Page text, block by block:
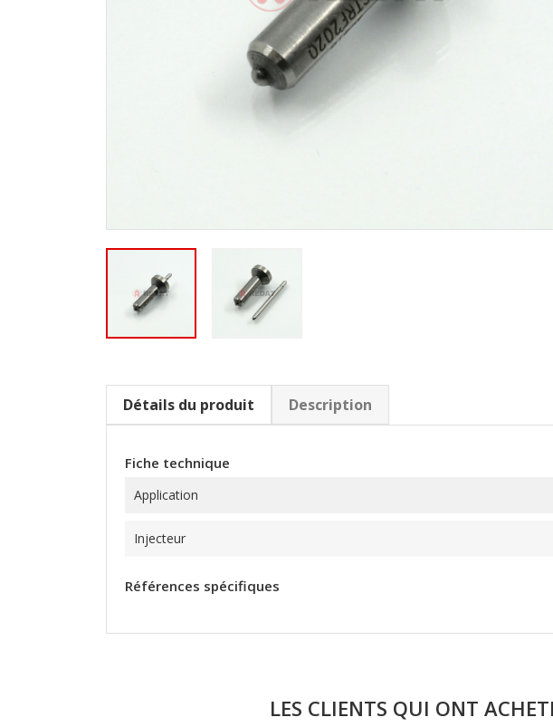
Détails du produit Description
Fiche technique
Application
Injecteur
Références spécifiques
LES CLIENTS QUI ONT